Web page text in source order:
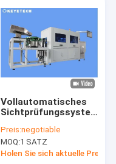
Vollautomatisches
Sichtprüfungssystem
Verschlusskappen
Preis:negotiable
MOQ:1 SATZ
Holen Sie sich aktuelle Preis